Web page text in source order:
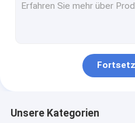
Unsere Kategorien